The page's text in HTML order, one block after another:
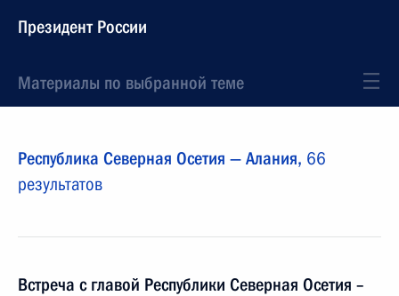
Президент России
Материалы по выбранной теме
Республика Северная Осетия — Алания, 66
результатов
Встреча с главой Республики Северная Осетия –